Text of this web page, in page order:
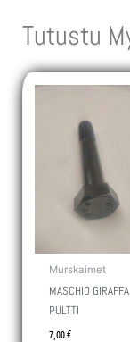
Tutustu
Murskaimet
MASCHIO GIRAFFA
PULTTI
7,00€